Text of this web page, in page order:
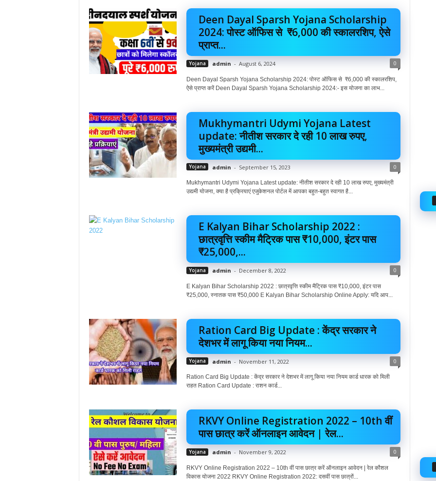
Deen Dayal Sparsh Yojana Scholarship
2024: पोस्ट ऑफिस से ₹6,000 की स्कालरशिप, ऐसे
प्राप्त...
Yojana admin - August 6, 2024 0
Deen Dayal Sparsh Yojana Scholarship 2024: पोस्ट ऑफिस से ₹6,000 की स्कालरशिप,
ऐसे प्राप्त करें Deen Dayal Sparsh Yojana Scholarship 2024:- इस योजना का लाभ...
Mukhymantri Udymi Yojana Latest
update: नीतीश सरकार दे रही 10 लाख रुपए,
मुख्यमंत्री उद्यमी...
Yojana admin - September 15, 2023 0
Mukhymantri Udymi Yojana Latest update: नीतीश सरकार दे रही 10 लाख रुपए, मुख्यमंत्री
उद्यमी योजना, क्या है प्रक्रियाएं एजुकेशनल पोर्टल में आपका बहुत-बहुत स्वागत है...
E Kalyan Bihar Scholarship 2022 :
छात्रवृत्ति स्कीम मैट्रिक पास ₹10,000, इंटर पास
₹25,000,...
Yojana admin - December 8, 2022 0
E Kalyan Bihar Scholarship 2022 : छात्रवृत्ति स्कीम मैट्रिक पास ₹10,000, इंटर पास
₹25,000, स्नातक पास ₹50,000 E Kalyan Bihar Scholarship Online Apply: यदि आप...
Ration Card Big Update : केंद्र सरकार ने
देशभर में लागू किया नया नियम...
Yojana admin - November 11, 2022 0
Ration Card Big Update : केंद्र सरकार ने देशभर में लागू किया नया नियम कार्ड धारक को मिली
राहत Ration Card Update : राशन कार्ड...
RKVY Online Registration 2022 – 10th वीं
पास छात्र करें ऑनलाइन आवेदन | रेल...
Yojana admin - November 9, 2022 0
RKVY Online Registration 2022 – 10th वीं पास छात्र करें ऑनलाइन आवेदन | रेल कौशल
विकास योजना 2022 RKVY Online Registration 2022: दसवीं पास छात्रों...